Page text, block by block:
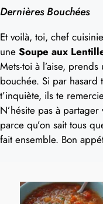
Dernières Bouchées
Et voilà, toi, chef
une Soupe aux
Mets-toi à l’aise,
bouchée. Si par hasard
t’inquiète, ils te
N’hésite pas à
parce qu’on sait tous
fait ensemble. Bon